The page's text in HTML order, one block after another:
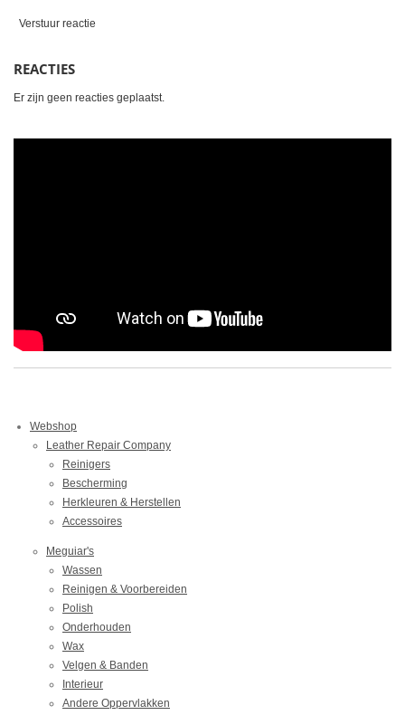
Verstuur reactie
REACTIES
Er zijn geen reacties geplaatst.
Webshop
Leather Repair Company
Reinigers
Bescherming
Herkleuren & Herstellen
Accessoires
Meguiar's
Wassen
Reinigen & Voorbereiden
Polish
Onderhouden
Wax
Velgen & Banden
Interieur
Andere Oppervlakken